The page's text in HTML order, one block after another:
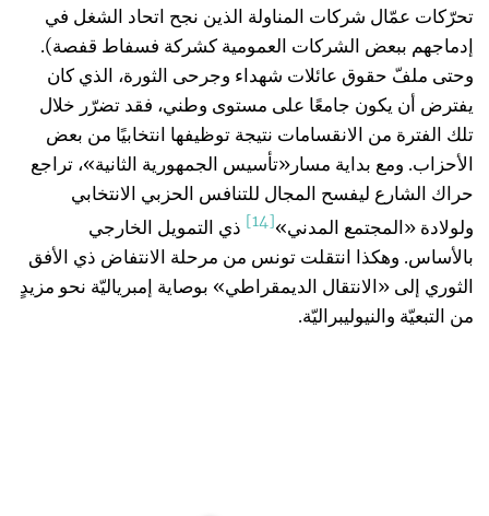
تحرّكات عمّال شركات المناولة الذين نجح اتحاد الشغل في
إدماجهم ببعض الشركات العمومية كشركة فسفاط قفصة).
وحتى ملفّ حقوق عائلات شهداء وجرحى الثورة، الذي كان
يفترض أن يكون جامعًا على مستوى وطني، فقد تضرّر خلال
تلك الفترة من الانقسامات نتيجة توظيفها انتخابيًا من بعض
الأحزاب. ومع بداية مسار«تأسيس الجمهورية الثانية»، تراجع
حراك الشارع ليفسح المجال للتنافس الحزبي الانتخابي
ولولادة «المجتمع المدني»[14]
ذي التمويل الخارجي
بالأساس. وهكذا انتقلت تونس من مرحلة الانتفاض ذي الأفق
الثوري إلى «الانتقال الديمقراطي» بوصاية إمبرياليّة نحو مزيدٍ
من التبعيّة والنيوليبراليّة.